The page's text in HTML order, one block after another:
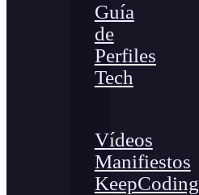
Guía
de
Perfiles
Tech
Vídeos
Manifiestos
KeepCoding